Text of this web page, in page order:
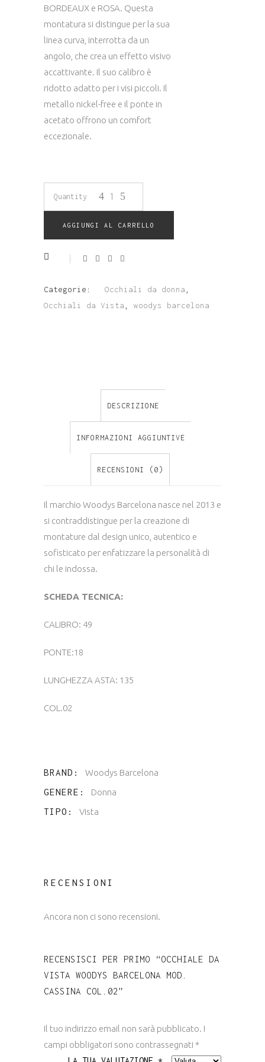
BORDEAUX e ROSA. Questa
montatura si distingue per la sua
linea curva, interrotta da un
angolo, che crea un effetto visivo
accattivante. Il suo calibro è
ridotto adatto per i visi piccoli. Il
metallo nickel-free e il ponte in
acetato offrono un comfort
eccezionale.
OCCHIALE
BARCELONA
Quantity
AGGIUNGI AL CARRELLO
Categorie: Occhiali da donna
Occhiali da Vista
woodys barcelona
DESCRIZIONE
INFORMAZIONI AGGIUNTIVE
RECENSIONI (0)
Il marchio Woodys Barcelona nasce nel 2013 e
si contraddistingue per la creazione di
montature dal design unico, autentico e
sofisticato per enfatizzare la personalità di
chi le indossa.
SCHEDA TECNICA:
CALIBRO: 49
PONTE:18
LUNGHEZZA ASTA: 135
COL.02
BRAND Woodys Barcelona
GENERE Donna
TIPO Vista
RECENSIONI
Ancora non ci sono recensioni.
RECENSISCI PER PRIMO “OCCHIALE DA
VISTA WOODYS BARCELONA MOD.
CASSINA COL.02”
Il tuo indirizzo email non sarà pubblicato. I
campi obbligatori sono contrassegnati *